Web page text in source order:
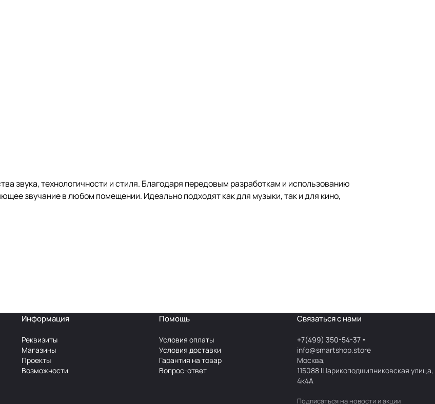
звука, технологичности и стиля. Благодаря передовым разработкам и использованию
звучание в любом помещении. Идеально подходят как для музыки, так и для кино,
Информация
Реквизиты
Магазины
Проекты
Возможности
Помощь
Условия оплаты
Условия доставки
Гарантия на товар
Вопрос-ответ
Связаться с нами
+7(499) 350-54-37
info@smartshop.store
Москва,
115088 Шарикоподшипниковская улица,
4к4А
Подписаться на новости и акции